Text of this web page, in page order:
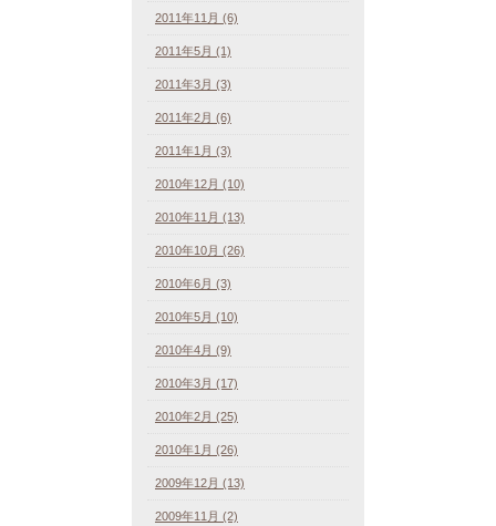
2011年11月 (6)
2011年5月 (1)
2011年3月 (3)
2011年2月 (6)
2011年1月 (3)
2010年12月 (10)
2010年11月 (13)
2010年10月 (26)
2010年6月 (3)
2010年5月 (10)
2010年4月 (9)
2010年3月 (17)
2010年2月 (25)
2010年1月 (26)
2009年12月 (13)
2009年11月 (2)